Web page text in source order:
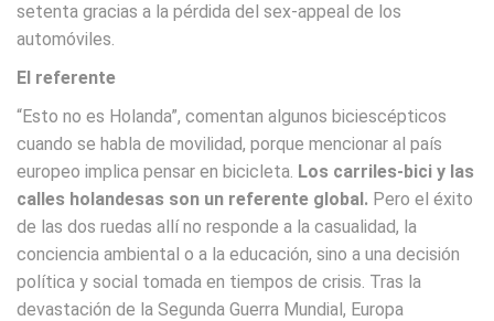
setenta gracias a la pérdida del sex-appeal de los
automóviles.
El referente
“Esto no es Holanda”, comentan algunos biciescépticos
cuando se habla de movilidad, porque mencionar al país
europeo implica pensar en bicicleta. Los carriles-bici y las
calles holandesas son un referente global. Pero el éxito
de las dos ruedas allí no responde a la casualidad, la
conciencia ambiental o a la educación, sino a una decisión
política y social tomada en tiempos de crisis. Tras la
devastación de la Segunda Guerra Mundial, Europa